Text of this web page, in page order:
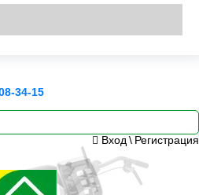
34-15
Вход \ Регистрация